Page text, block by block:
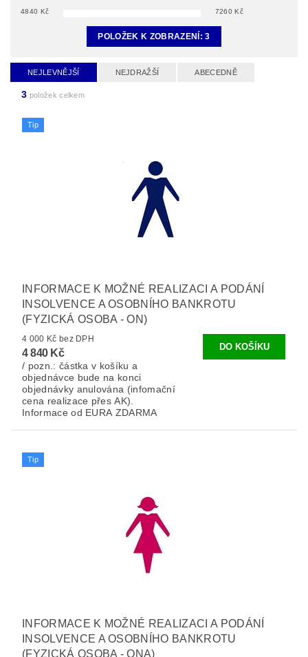
4840 Kč 7260 Kč
POLOŽEK K ZOBRAZENÍ:3
NEJLEVNĚJŠÍ NEJDRAŽŠÍ ABECEDNĚ
3 položek celkem
Tip
INFORMACE K MOŽNÉ REALIZACI A PODÁNÍ
INSOLVENCE A OSOBNÍHO BANKROTU
(FYZICKÁ OSOBA - ON)
4 000 Kč bez DPH
4 840 Kč
/ pozn.: částka v košíku a
objednávce bude na konci
objednávky anulována (infomační
cena realizace přes AK).
Informace od EURA ZDARMA
Tip
INFORMACE K MOŽNÉ REALIZACI A PODÁNÍ
INSOLVENCE A OSOBNÍHO BANKROTU
(FYZICKÁ OSOBA - ONA)